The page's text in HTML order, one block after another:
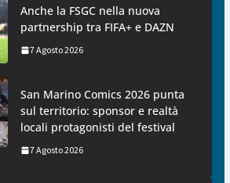
Anche la FSGC nella nuova
partnership tra FIFA+ e DAZN
7 Agosto 2026
San Marino Comics 2026 punta
sul territorio: sponsor e realtà
locali protagonisti del festival
7 Agosto 2026